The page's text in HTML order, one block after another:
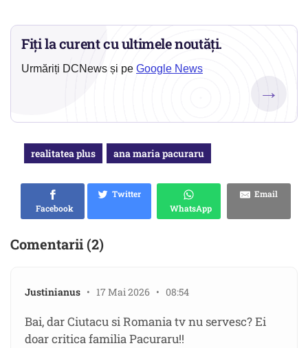
Fiți la curent cu ultimele noutăți.
Urmăriți DCNews și pe Google News
→
realitatea plus ana maria pacuraru
Facebook
Twitter
WhatsApp
Email
Comentarii (2)
Justinianus • 17 Mai 2026 • 08:54
Bai, dar Ciutacu si Romania tv nu servesc? Ei
doar critica familia Pacuraru!!